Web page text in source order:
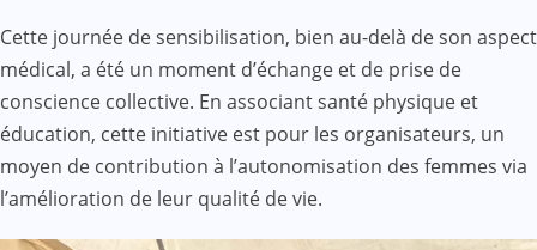
Cette journée de sensibilisation, bien au-delà de son aspect
médical, a été un moment d’échange et de prise de
conscience collective. En associant santé physique et
éducation, cette initiative est pour les organisateurs, un
moyen de contribution à l’autonomisation des femmes via
l’amélioration de leur qualité de vie.